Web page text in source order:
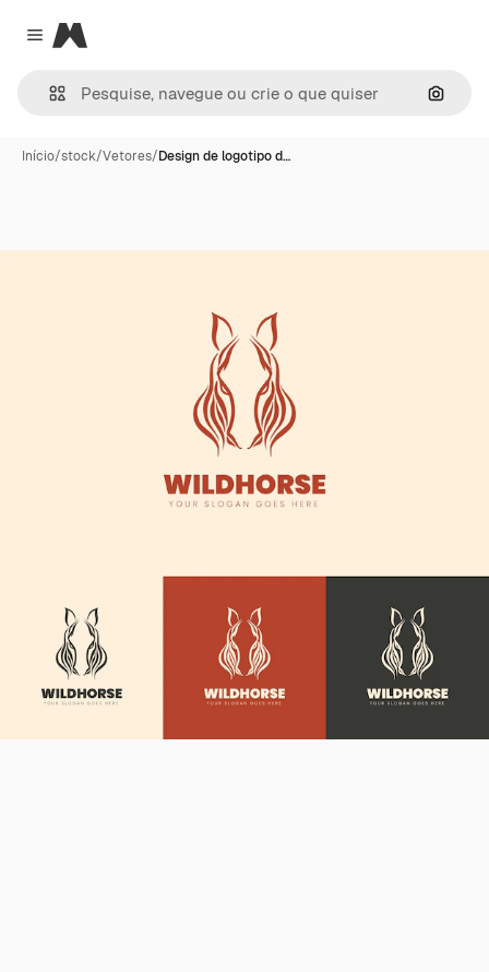
Close menu
Magnific
Início/stock/Vetores/Design de logotipo d…